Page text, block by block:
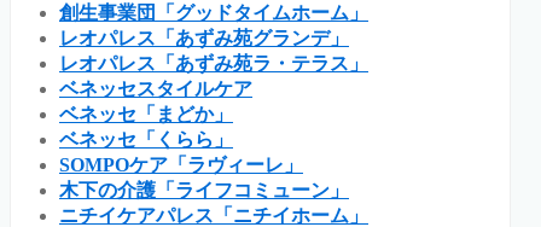
創生事業団「グッドタイムホーム」
レオパレス「あずみ苑グランデ」
レオパレス「あずみ苑ラ・テラス」
ベネッセスタイルケア
ベネッセ「まどか」
ベネッセ「くらら」
SOMPOケア「ラヴィーレ」
木下の介護「ライフコミューン」
ニチイケアパレス「ニチイホーム」